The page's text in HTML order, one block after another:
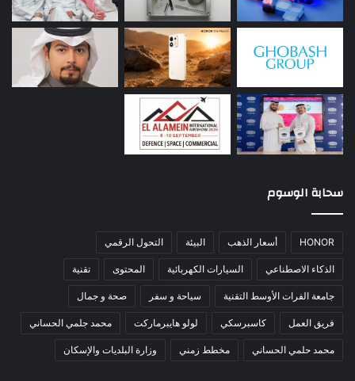
سحابة الوسوم
HONOR أسعار الذهب البيئة التحول الرقمي
الذكاء الاصطناعي السيارات الكهربائية المحتوى تقنية
جامعة الفرات الأوسط التقنية سياحة و سفر صحة و جمال
فريق العمل كاسبرسكي لولو هايبرماركت محمد جلمي الحساني
محمد حلمي الحساني مخطط زمني وزارة البلديات والإسكان